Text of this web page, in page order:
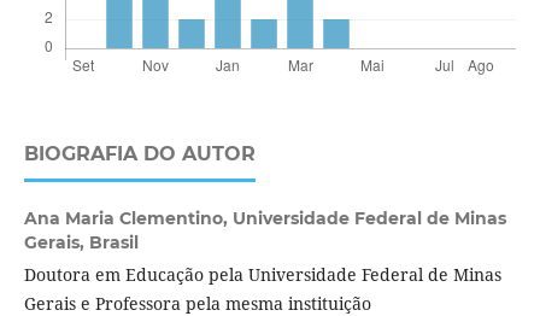
BIOGRAFIA DO AUTOR
Ana Maria Clementino, Universidade Federal de Minas
Gerais, Brasil
Doutora em Educação pela Universidade Federal de Minas
Gerais e Professora pela mesma instituição